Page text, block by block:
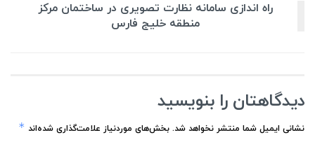
راه اندازی سامانه نظارت تصویری در ساختمان مرکز
منطقه خلیج فارس
دیدگاهتان را بنویسید
نشانی ایمیل شما منتشر نخواهد شد. بخش‌های موردنیاز علامت‌گذاری شده‌اند *